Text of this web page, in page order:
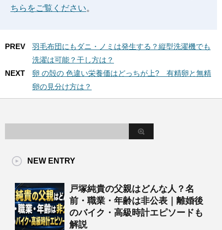
ちらをご覧ください。
PREV
羽毛布団にもダニ・ノミは発生する？縦型洗濯機でも
洗濯は可能？干し方は？
NEXT
卵 の殻の 色違い栄養価はどっちが上? 有精卵と無精
卵の見分け方は？
NEW ENTRY
戸塚純貴の父親はどんな人？名
前・職業・年齢は非公表｜離婚後
のバイク・高級時計エピソードも
解説